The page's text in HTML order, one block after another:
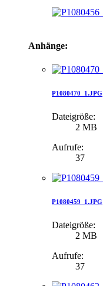
Anhänge:
P1080470_1.JPG
Dateigröße:
2 MB
Aufrufe:
37
P1080459_1.JPG
Dateigröße:
2 MB
Aufrufe:
37